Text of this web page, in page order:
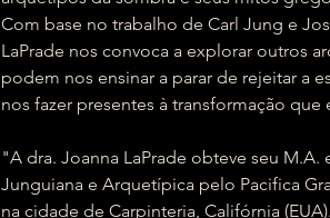
Com base no trabalho de Carl Jung e
LaPrade nos convoca a explorar outros
podem nos ensinar a parar de rejeitar a
nos fazer presentes à transformação
"A dra. Joanna LaPrade obteve seu M.A.
Junguiana e Arquetípica pelo Pacifica
na cidade de Carpinteria, Califórnia